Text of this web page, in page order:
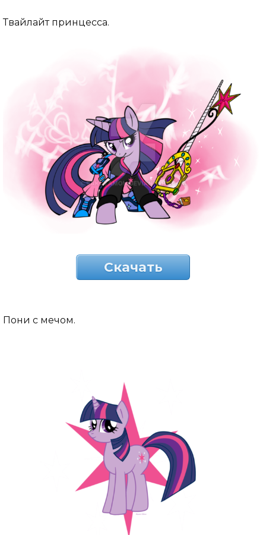
Твайлайт принцесса.
Скачать
Пони с мечом.